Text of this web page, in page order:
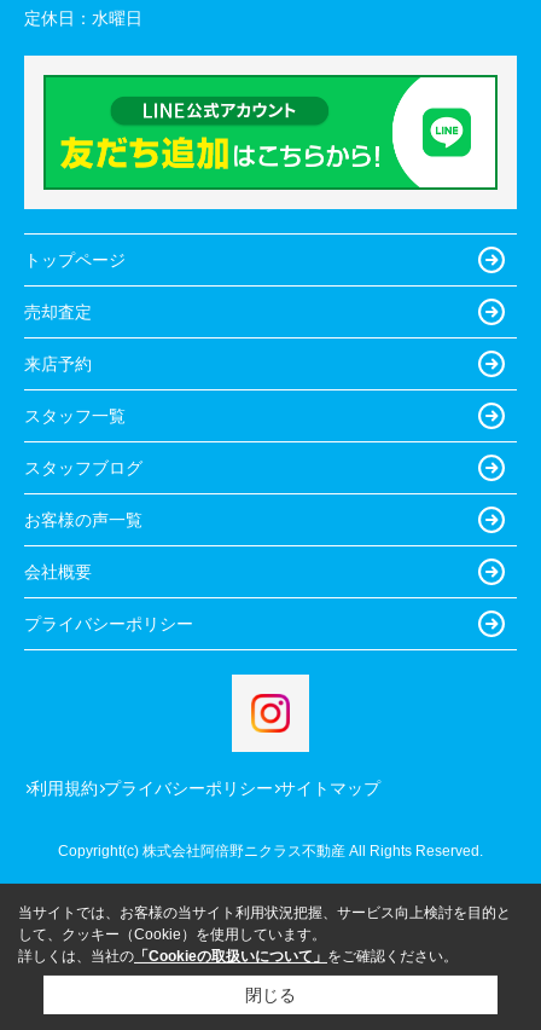
定休日： 水曜日
トップページ
売却査定
来店予約
スタッフ一覧
スタッフブログ
お客様の声一覧
会社概要
プライバシーポリシー
利用規約 プライバシーポリシー サイトマップ
Copyright(c) 株式会社阿倍野ニクラス不動産 All Rights Reserved.
当サイトでは、お客様の当サイト利用状況把握、サービス向上検討を目的と
して、クッキー（Cookie）を使用しています。
詳しくは、当社の 「Cookieの取扱いについて」 をご確認ください。
閉じる